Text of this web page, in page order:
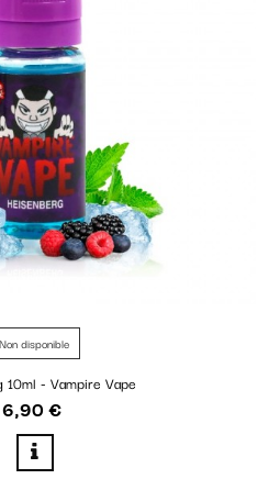
Non disponible
10ml - Vampire Vape
Prix
6,90 €